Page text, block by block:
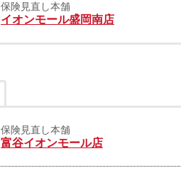
保険見直し本舗
イオンモール盛岡南店
保険見直し本舗
富谷イオンモール店